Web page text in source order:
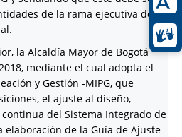
de la rama ejecutiva del
la Alcaldía Mayor de Bogotá
mediante el cual adopta el
y Gestión -MIPG, que
el ajuste al diseño,
del Sistema Integrado de
elaboración de la Guía de Ajuste